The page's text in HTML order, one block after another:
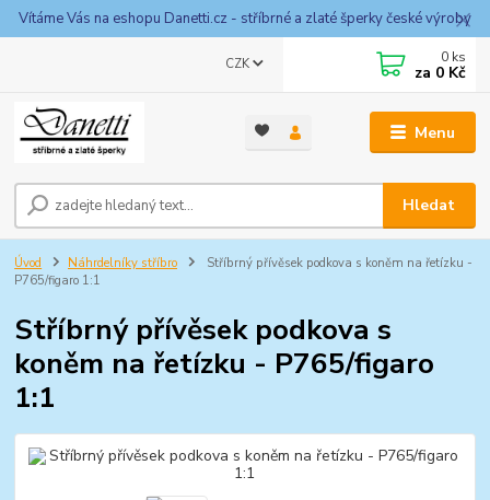
Vítáme Vás na eshopu Danetti.cz - stříbrné a zlaté šperky české výroby
Menu
CZK
Hledat
0 ks
za 0 Kč
Úvod Náhrdelníky stříbro
Stříbrný přívěsek podkova s koněm na řetízku -
P765/figaro 1:1
Stříbrný přívěsek podkova s
koněm na řetízku - P765/figaro
1:1